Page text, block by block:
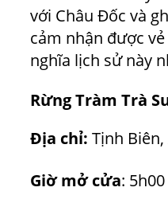
với Châu Đốc và
cảm nhận được
nghĩa lịch sử này
Rừng Tràm Trà
Địa chỉ: Tịnh
Giờ mở cửa: